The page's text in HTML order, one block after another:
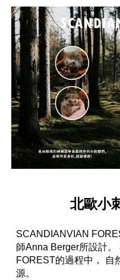
北歐小
SCANDIANVIAN
師Anna Berger所設計
FOREST的過程中， 自
源。